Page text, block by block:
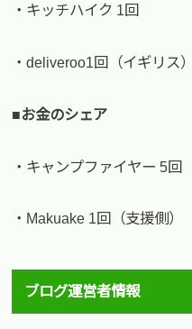
・キッチハイク 1回
・deliveroo1回（イギリス）
■お金のシェア
・キャンプファイヤー 5回
・Makuake 1回（支援側）
ブログ運営者情報